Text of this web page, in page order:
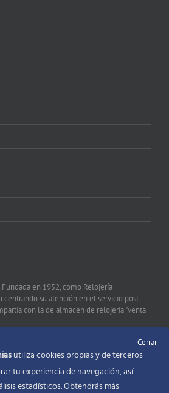
Fundada en 1952, como Relojería
centrando su atención en el servicio post-
con la de almacén de relojería "venta
Cerrar
utiliza cookies propias y de terceros
tu experiencia de navegación, así
estadísticos. Obtendrás más